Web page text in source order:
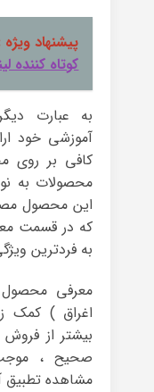
پیشنهاد ویژه
کوتاه کننده
به عبارت
آموزشی خود
کافی بر روی
محصولات به
این محصول
که در قسمت
به فردترین
معرفی محصول
اغراق ) کمک
بیشتر از
صحیح ،
مشاهده